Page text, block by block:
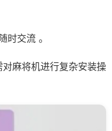
交流 。
麻将机进行复杂安装操